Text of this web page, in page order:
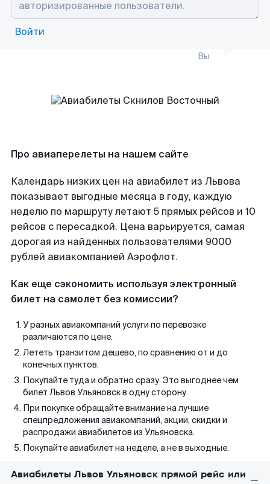
Войти
Вы
Про авиаперелеты на нашем сайте
Календарь низких цен на авиабилет из Львова
показывает выгодные месяца в году, каждую
неделю по маршруту летают 5 прямых рейсов и 10
рейсов с пересадкой. Цена варьируется, самая
дорогая из найденных пользователями 9000
рублей авиакомпанией Аэрофлот.
Как еще сэкономить используя электронный
билет на самолет без комиссии?
У разных авиакомпаний услуги по перевозке
различаются по цене.
Лететь транзитом дешево, по сравнению от и до
конечных пунктов.
Покупайте туда и обратно сразу. Это выгоднее чем
билет Львов Ульяновск в одну сторону.
При покупке обращайте внимание на лучшие
спецпредложения авиакомпаний, акции, скидки и
распродажи авиабилетов из Ульяновска.
Покупайте авиабилет на неделе, а не в выходные.
Авиабилеты Львов Ульяновск прямой рейс или